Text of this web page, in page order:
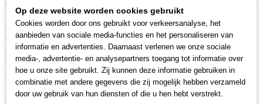
verkeerslicht geplaatst en geeft het commando om af te remmen wanneer
het licht op rood springt. Het voertuig komt dan soepel tot stilstand op
een optionele stopmagneet (noordpool). De tweede IR-LED bevindt zich
vlakbij het verkeerslicht en geeft het startcommando wanneer het licht op
groen springt. De module wordt rechtstreeks aangestuurd door de
Viessmann verkeerslichtregeleenheid (artikelnummer 5094 of 5095) of de
spoorwegovergangsregeleenheid (artikelnummer 5104 of 5107) via de
stuuringang. Deze ingang maakt het ook mogelijk om de module aan te
sturen met een schakelaar, relaiscontact of DCC-schakelcommando met
Op deze website worden cookies gebruikt
Cookies worden door ons gebruikt voor verkeersanalyse, het
aanbieden van sociale media-functies en het personaliseren van
informatie en advertenties. Daarnaast verlenen we onze sociale
media-, advertentie- en analysepartners toegang tot informatie over
hoe u onze site gebruikt. Zij kunnen deze informatie gebruiken in
combinatie met andere gegevens die zij mogelijk hebben verzameld
door uw gebruik van hun diensten of die u hen hebt verstrekt.